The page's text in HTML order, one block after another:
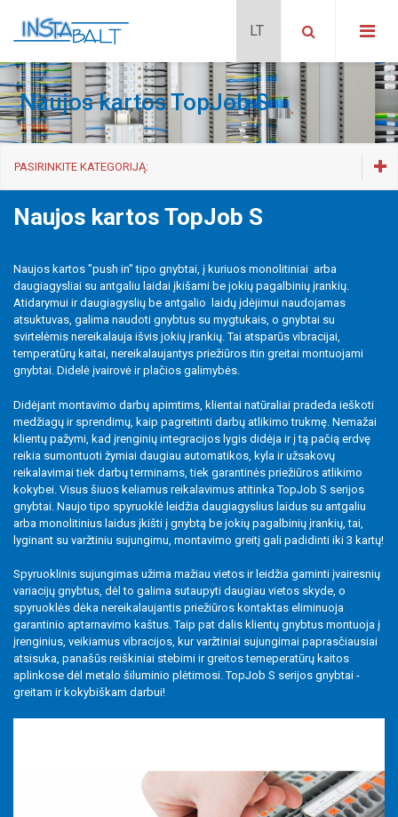
Naujos kartos TopJob S
PASIRINKITE KATEGORIJĄ:
Gnybtai montuojami ant DIN35
Naujos kartos TopJob S
Pastatams
Miniatiūriniai
Didelės kvadratūros
Specializuoti
Priedai
Lituojamos ir išardomos jungtys
Įrankiai
Priedai
Naujos kartos TopJob S
Naujos kartos "push in" tipo gnybtai, į kuriuos monolitiniai arba
daugiagysliai su antgaliu laidai įkišami be jokių pagalbinių įrankių.
Atidarymui ir daugiagyslių be antgalio laidų įdėjimui naudojamas
atsuktuvas, galima naudoti gnybtus su mygtukais, o gnybtai su
svirtelėmis nereikalauja išvis jokių įrankių. Tai atsparūs vibracijai,
temperatūrų kaitai, nereikalaujantys priežiūros itin greitai montuojami
gnybtai. Didelė įvairovė ir plačios galimybės.
Didėjant montavimo darbų apimtims, klientai natūraliai pradeda ieškoti
medžiagų ir sprendimų, kaip pagreitinti darbų atlikimo trukmę. Nemažai
klientų pažymi, kad įrenginių integracijos lygis didėja ir į tą pačią erdvę
reikia sumontuoti žymiai daugiau automatikos, kyla ir užsakovų
reikalavimai tiek darbų terminams, tiek garantinės priežiūros atlikimo
kokybei. Visus šiuos keliamus reikalavimus atitinka TopJob S serijos
gnybtai. Naujo tipo spyruoklė leidžia daugiagyslius laidus su antgaliu
arba monolitinius laidus įkišti į gnybtą be jokių pagalbinių įrankių, tai,
lyginant su varžtiniu sujungimu, montavimo greitį gali padidinti iki 3 kartų!
Spyruoklinis sujungimas užima mažiau vietos ir leidžia gaminti įvairesnių
variacijų gnybtus, dėl to galima sutaupyti daugiau vietos skyde, o
spyruoklės dėka nereikalaujantis priežiūros kontaktas eliminuoja
garantinio aptarnavimo kaštus. Taip pat dalis klientų gnybtus montuoja į
įrenginius, veikiamus vibracijos, kur varžtiniai sujungimai paprasčiausiai
atsisuka, panašūs reiškiniai stebimi ir greitos temeperatūrų kaitos
aplinkose dėl metalo šiluminio plėtimosi. TopJob S serijos gnybtai -
greitam ir kokybiškam darbui!